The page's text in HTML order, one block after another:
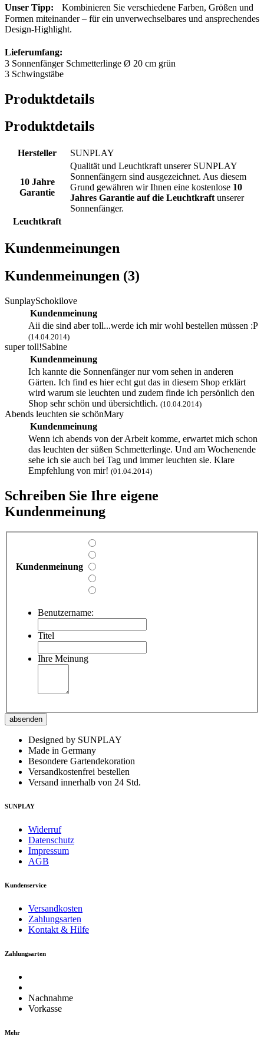
Unser Tipp: Kombinieren Sie verschiedene Farben, Größen und
Formen miteinander – für ein unverwechselbares und ansprechendes
Design-Highlight.
Lieferumfang:
3 Sonnenfänger Schmetterlinge Ø 20 cm grün
3 Schwingstäbe
Produktdetails
Produktdetails
Hersteller SUNPLAY
10 Jahre
Garantie
Qualität und Leuchtkraft unserer SUNPLAY
Sonnenfängern sind ausgezeichnet. Aus diesem
Grund gewähren wir Ihnen eine kostenlose 10
Jahres Garantie auf die Leuchtkraft unserer
Sonnenfänger.
Leuchtkraft
Kundenmeinungen
Kundenmeinungen (3)
SunplaySchokilove
Kundenmeinung
Aii die sind aber toll...werde ich mir wohl bestellen müssen :P
(14.04.2014)
super toll!Sabine
Kundenmeinung
Ich kannte die Sonnenfänger nur vom sehen in anderen
Gärten. Ich find es hier echt gut das in diesem Shop erklärt
wird warum sie leuchten und zudem finde ich persönlich den
Shop sehr schön und übersichtlich. (10.04.2014)
Abends leuchten sie schönMary
Kundenmeinung
Wenn ich abends von der Arbeit komme, erwartet mich schon
das leuchten der süßen Schmetterlinge. Und am Wochenende
sehe ich sie auch bei Tag und immer leuchten sie. Klare
Empfehlung von mir! (01.04.2014)
Schreiben Sie Ihre eigene
Kundenmeinung
Kundenmeinung
Benutzername:
Titel
Ihre Meinung
absenden
Designed by SUNPLAY
Made in Germany
Besondere Gartendekoration
Versandkostenfrei bestellen
Versand innerhalb von 24 Std.
SUNPLAY
Widerruf
Datenschutz
Impressum
AGB
Kundenservice
Versandkosten
Zahlungsarten
Kontakt & Hilfe
Zahlungsarten
Nachnahme
Vorkasse
Mehr